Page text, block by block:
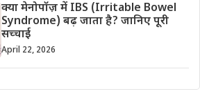
क्या मेनोपॉज़ में IBS (Irritable Bowel
Syndrome) बढ़ जाता है? जानिए पूरी
सच्चाई
April 22, 2026